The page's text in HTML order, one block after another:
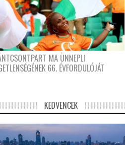
MA ÜNNEPLI
66. ÉVFORDULÓJÁT
KEDVENCEK